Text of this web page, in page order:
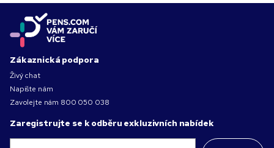
Zákaznická podpora
Živý chat
Napište nám
Zavolejte nám 800 050 038
Zaregistrujte se k odběru exkluzivních nabídek